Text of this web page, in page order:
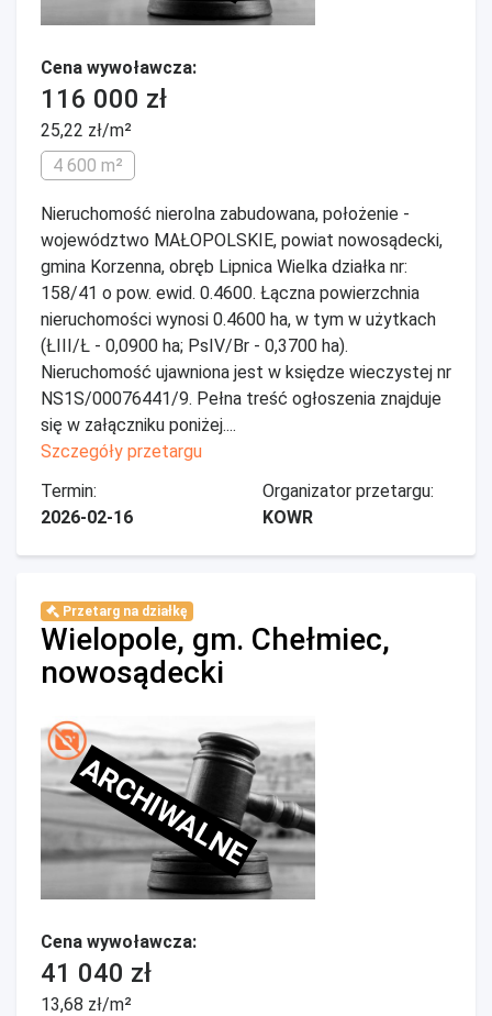
Cena wywoławcza:
116 000 zł
25,22 zł/m²
4 600 m²
Nieruchomość nierolna zabudowana, położenie -
województwo MAŁOPOLSKIE, powiat nowosądecki,
gmina Korzenna, obręb Lipnica Wielka działka nr:
158/41 o pow. ewid. 0.4600. Łączna powierzchnia
nieruchomości wynosi 0.4600 ha, w tym w użytkach
(ŁIII/Ł - 0,0900 ha; PsIV/Br - 0,3700 ha).
Nieruchomość ujawniona jest w księdze wieczystej nr
NS1S/00076441/9. Pełna treść ogłoszenia znajduje
się w załączniku poniżej....
Szczegóły przetargu
Termin:
2026-02-16
Organizator przetargu:
KOWR
Przetarg na działkę
Wielopole, gm. Chełmiec,
nowosądecki
ARCHIWALNE
Cena wywoławcza:
41 040 zł
13,68 zł/m²